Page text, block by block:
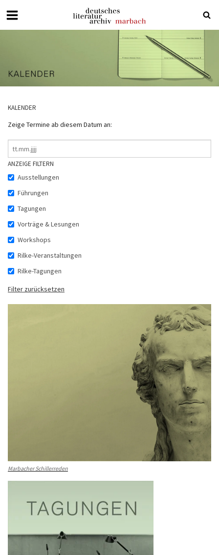
Deutsches
Literaturarchiv
KALENDER
Zeige Termine ab diesem Datum an:
ANZEIGE FILTERN
Veranstaltungsliste filtern
Ausstellungen
Führungen
Tagungen
Vorträge & Lesungen
Workshops
Rilke-Veranstaltungen
Rilke-Tagungen
Filter zurücksetzen
Marbacher Schillerreden